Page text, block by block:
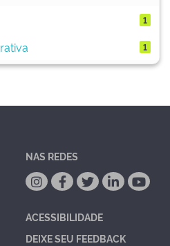
1
1
NAS REDES
ACESSIBILIDADE
DEIXE SEU FEEDBACK